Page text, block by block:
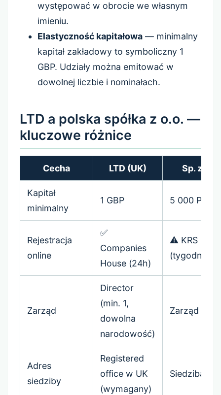
występować w obrocie we własnym
imieniu.
Elastyczność kapitałowa— minimalny
kapitał zakładowy to symboliczny 1
GBP. Udziały można emitować w
dowolnej liczbie i nominałach.
LTD a polska spółka z o.o. —
kluczowe różnice
Cecha LTD (UK) Sp. z
Kapitał
minimalny
1 GBP 5 000 PLN
Rejestracja
online
✅
Companies
House (24h)
⚠️ KRS
(tygodnie/
Zarząd
Director
(min. 1,
dowolna
narodowość)
Zarząd
Adres
siedziby
Registered
office w UK
(wymagany)
Siedziba w